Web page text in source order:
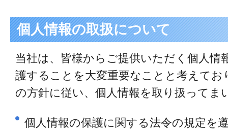
個人情報の取扱について
当社は、皆様からご提供いただく個人情
護することを大変重要なことと考えてお
の方針に従い、個人情報を取り扱ってま
個人情報の保護に関する法令の規定を